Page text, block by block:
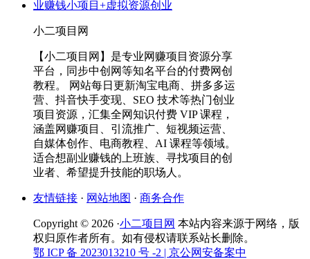
小二项目网
【小二项目网】是专业网赚项目资源分享
平台，同步中创网等知名平台的付费网创
教程。 网站每日更新淘宝电商、拼多多运
营、抖音快手变现、SEO 技术等热门创业
项目资源，汇集全网知识付费 VIP 课程，
涵盖网赚项目、引流推广、短视频运营、
自媒体创作、电商教程、AI 课程等领域。
适合想副业赚钱的上班族、寻找项目的创
业者、希望提升技能的职场人。
友情链接 · 网站地图 · 商务合作
Copyright © 2026 ·小二项目网 本站内容来源于网络，版
权归原作者所有。如有侵权请联系站长删除。
鄂 ICP 备 2023013210 号 -2 | 京公网安备案中